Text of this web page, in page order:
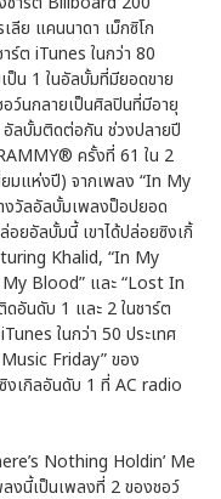
ลีย แคนนาดา เม็กซิโก
ร์ต iTunes ในกว่า 80
ป็น 1 ในอัลบั้มที่มียอดขาย
ว์นกลายเป็นศิลปินที่มีอายุ
ลบั้มติดต่อกัน ช่วงปลายปี
ครั้งที่ 61 ใน 2
มแห่งปี) จากเพลง “In My
วัลอัลบั้มเพลงป็อปยอด
อยอัลบั้มนี้ เขาได้ปล่อยซิงเกิ้
Khalid, “In My
Blood” และ “Lost In
ดอันดับ 1 และ 2 ในชาร์ต
ในกว่า 50 ประเทศ
Friday” ของ
งเกิลอันดับ 1 ที่ AC radio
Nothing Holdin’ Me
งนี้เป็นเพลงที่ 2 ของชอว์